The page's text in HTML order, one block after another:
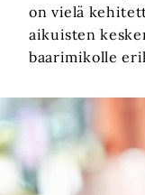
on vielä
aikuisten
baarimikolle